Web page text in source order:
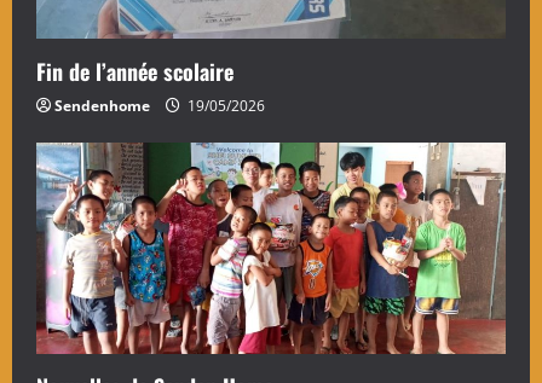
Fin de l’année scolaire
Sendenhome 19/05/2026